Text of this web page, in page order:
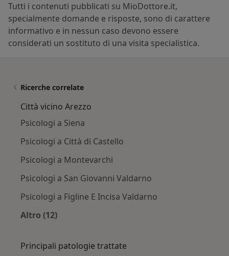
Tutti i contenuti pubblicati su MioDottore.it,
specialmente domande e risposte, sono di carattere
informativo e in nessun caso devono essere
considerati un sostituto di una visita specialistica.
Ricerche correlate
Città vicino Arezzo
Psicologi a Siena
Psicologi a Città di Castello
Psicologi a Montevarchi
Psicologi a San Giovanni Valdarno
Psicologi a Figline E Incisa Valdarno
Altro (12)
Principali patologie trattate